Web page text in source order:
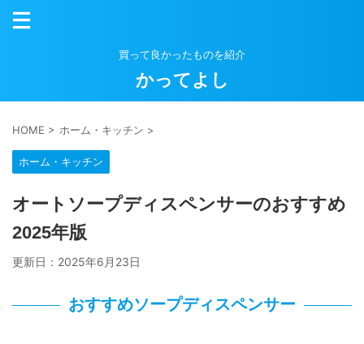
買って良かったものを紹介
かってよし
HOME > ホーム・キッチン >
ホーム・キッチン
オートソープディスペンサーのおすすめ
2025年版
更新日： 2025年6月23日
おすすめソープディスペンサー